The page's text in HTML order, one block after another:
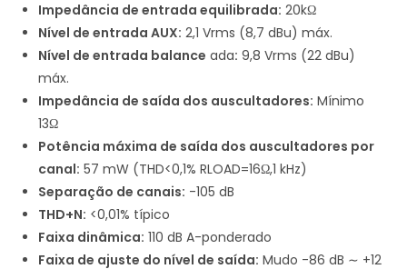
Impedância de entrada equilibrada: 20kΩ
Nível de entrada AUX: 2,1 Vrms (8,7 dBu) máx.
Nível de entrada balance ada: 9,8 Vrms (22 dBu)
máx.
Impedância de saída dos auscultadores: Mínimo
13Ω
Potência máxima de saída dos auscultadores por
canal: 57 mW (THD<0,1% RLOAD=16Ω,1 kHz)
Separação de canais: -105 dB
THD+N: <0,01% típico
Faixa dinâmica: 110 dB A-ponderado
Faixa de ajuste do nível de saída: Mudo -86 dB ∼ +12